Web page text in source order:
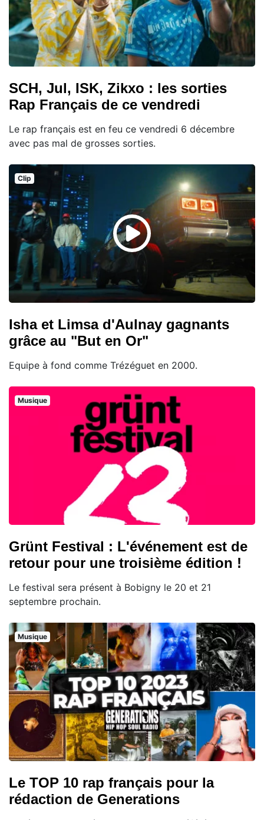
SCH, Jul, ISK, Zikxo : les sorties
Rap Français de ce vendredi
Le rap français est en feu ce vendredi 6 décembre
avec pas mal de grosses sorties.
Clip
Isha et Limsa d'Aulnay gagnants
grâce au "But en Or"
Equipe à fond comme Trézéguet en 2000.
Musique
Grünt Festival : L'événement est de
retour pour une troisième édition !
Le festival sera présent à Bobigny le 20 et 21
septembre prochain.
Musique
Le TOP 10 rap français pour la
rédaction de Generations